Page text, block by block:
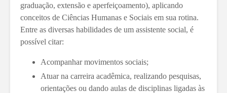
graduação, extensão e aperfeiçoamento), aplicando
conceitos de Ciências Humanas e Sociais em sua rotina.
Entre as diversas habilidades de um assistente social, é
possível citar:
Acompanhar movimentos sociais;
Atuar na carreira acadêmica, realizando pesquisas,
orientações ou dando aulas de disciplinas ligadas às